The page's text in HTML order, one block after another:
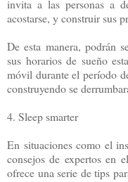
invita a las personas a
acostarse, y construir sus
De esta manera, podrán
sus horarios de sueño
móvil durante el período
construyendo se
4. Sleep smarter
En situaciones como el
consejos de expertos en
ofrece una serie de tips